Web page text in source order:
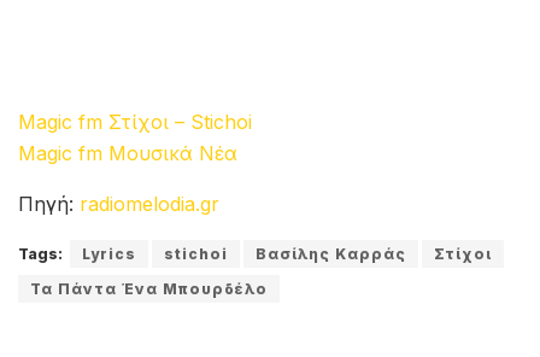
Magic fm Στίχοι – Stichoi
Magic fm Μουσικά Νέα
Πηγή: radiomelodia.gr
Tags: Lyrics stichoi Βασίλης Καρράς
Στίχοι
Τα Πάντα Ένα Μπουρδέλο